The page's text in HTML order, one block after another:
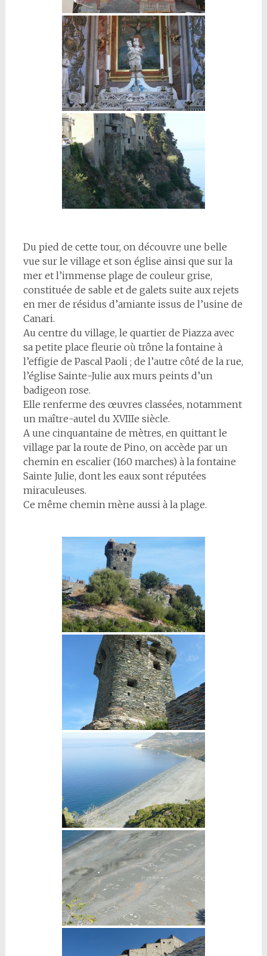
Du pied de cette tour, on découvre une belle
vue sur le village et son église ainsi que sur la
mer et l’immense plage de couleur grise,
constituée de sable et de galets suite aux rejets
en mer de résidus d’amiante issus de l’usine de
Canari.
Au centre du village, le quartier de Piazza avec
sa petite place fleurie où trône la fontaine à
l’effigie de Pascal Paoli ; de l’autre côté de la rue,
l’église Sainte-Julie aux murs peints d’un
badigeon rose.
Elle renferme des œuvres classées, notamment
un maître-autel du XVIIIe siècle.
A une cinquantaine de mètres, en quittant le
village par la route de Pino, on accède par un
chemin en escalier (160 marches) à la fontaine
Sainte Julie, dont les eaux sont réputées
miraculeuses.
Ce même chemin mène aussi à la plage.